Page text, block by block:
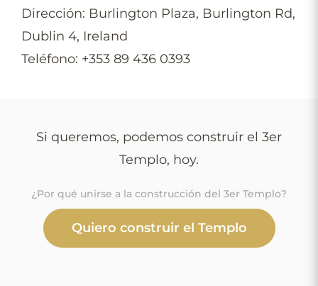
Dirección: Burlington Plaza, Burlington Rd,
Dublin 4, Ireland
Teléfono: +353 89 436 0393
Si queremos, podemos construir el 3er
Templo, hoy.
¿Por qué unirse a la construcción del 3er Templo?
Quiero construir el Templo